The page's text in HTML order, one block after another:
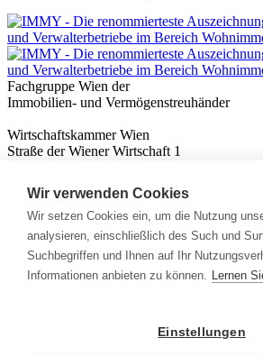
Fachgruppe Wien der
Immobilien- und Vermögenstreuhänder
Wirtschaftskammer Wien
Straße der Wiener Wirtschaft 1
Nützliches
Immobilienwissen
Formulare & Rechner
Expert:innen
Info
Wir verwenden Cookies
Wir setzen Cookies ein, um die Nutzung
analysieren, einschließlich des Such und
Suchbegriffen und Ihnen auf Ihr
Informationen anbieten zu können. Lernen
Einstellungen